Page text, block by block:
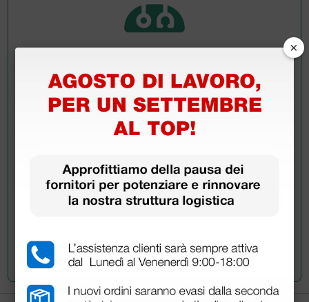
Hai ancora qualche dubbio? Vuoi ulteriori
informazioni?
Invia ora la tua domanda ai colleghi che hanno già
acquistato questo prodotto.
Invia la tua domanda
×